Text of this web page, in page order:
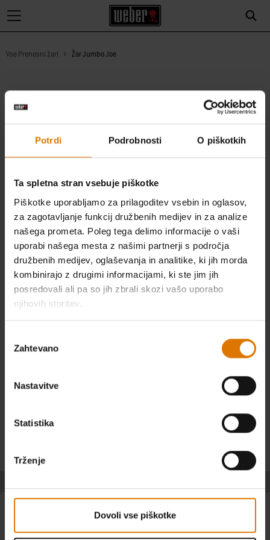
Potrdi Podrobnosti O piškotkih
Ta spletna stran vsebuje piškotke
Piškotke uporabljamo za prilagoditev vsebin in oglasov,
za zagotavljanje funkcij družbenih medijev in za analize
našega prometa. Poleg tega delimo informacije o vaši
uporabi našega mesta z našimi partnerji s področja
družbenih medijev, oglaševanja in analitike, ki jih morda
kombinirajo z drugimi informacijami, ki ste jim jih
posredovali ali pa so jih zbrali skozi vašo uporabo
njihovih storitev.
soglasja
Zahtevano
Nastavitve
Statistika
Trženje
Dovoli vse piškotke
Vse Prenosni žari Žar Jumbo Joe
CAN’T DECIDE ON A BARBECUE? RECEIVE EXTENSIVE ADVICE
FROM OUR EXPERT STAFF
Find a store near you
PODJETJE